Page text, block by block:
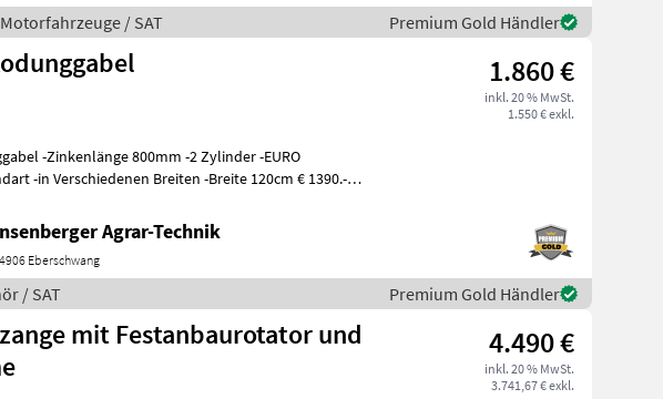
/ SAT Premium Gold Händler
1.860 €
inkl. 20 % MwSt.
1.550 € exkl.
-Zinkenlänge 800mm -2 Zylinder -EURO
-in Verschiedenen Breiten -Breite 120cm € 1390.- -
Agrar-Technik
4906 Eberschwang
/ SAT Premium Gold Händler
mit Festanbaurotator und
4.490 €
inkl. 20 % MwSt.
3.741,67 € exkl.